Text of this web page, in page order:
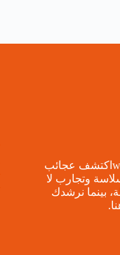
اكتشف عجائب
وتجارب لا
بينما نرشدك